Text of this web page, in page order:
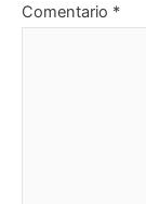
Comentario *